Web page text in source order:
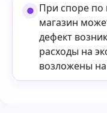
При споре по
магазин
дефект
расходы на
возложены